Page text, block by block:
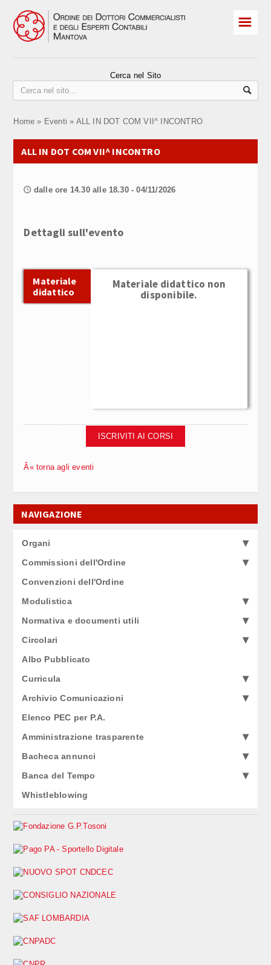
Praticanti
ELEZIONI 2026
Revisori
CPO Comitato Pari Opportunità
☰
Cerca nel Sito
Home » Eventi » ALL IN DOT COM VII^ INCONTRO
ALL IN DOT COM VII^ INCONTRO
🕔 dalle ore 14.30 alle 18.30 - 04/11/2026
Dettagli sull'evento
Materiale
didattico
Materiale didattico non
disponibile.
ISCRIVITI AI CORSI
Â« torna agli eventi
NAVIGAZIONE
Organi
Commissioni dell'Ordine
Convenzioni dell'Ordine
Modulistica
Normativa e documenti utili
Circolari
Albo Pubblicato
Curricula
Archivio Comunicazioni
Elenco PEC per P.A.
Amministrazione trasparente
Bacheca annunci
Banca del Tempo
Whistleblowing